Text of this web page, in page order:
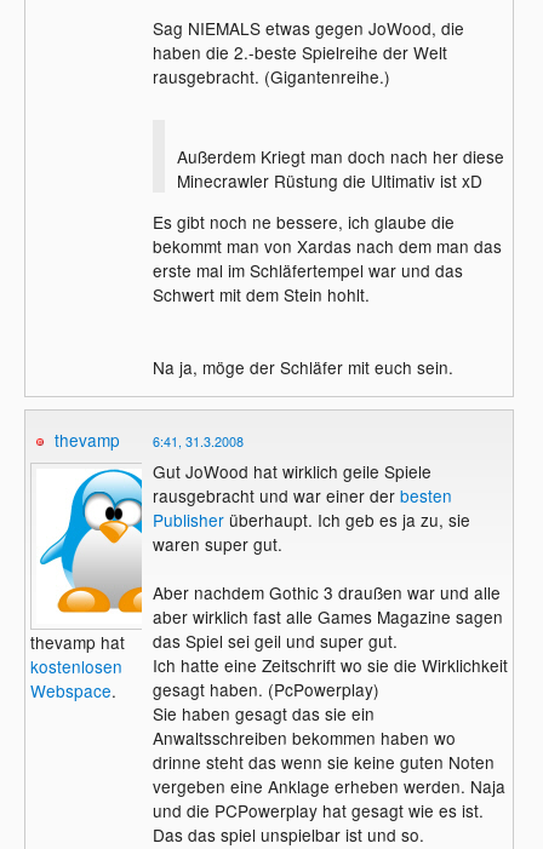
Sag NIEMALS etwas gegen JoWood, die
haben die 2.-beste Spielreihe der Welt
rausgebracht. (Gigantenreihe.)
Außerdem Kriegt man doch nach her diese
Minecrawler Rüstung die Ultimativ ist xD
Es gibt noch ne bessere, ich glaube die
bekommt man von Xardas nach dem man das
erste mal im Schläfertempel war und das
Schwert mit dem Stein hohlt.
Na ja, möge der Schläfer mit euch sein.
thevamp
thevamp hat
kostenlosen
Webspace.
6:41, 31.3.2008
Gut JoWood hat wirklich geile Spiele
rausgebracht und war einer der besten
Publisherüberhaupt. Ich geb es ja zu, sie
waren super gut.
Aber nachdem Gothic 3 draußen war und alle
aber wirklich fast alle Games Magazine sagen
das Spiel sei geil und super gut.
Ich hatte eine Zeitschrift wo sie die Wirklichkeit
gesagt haben. (PcPowerplay)
Sie haben gesagt das sie ein
Anwaltsschreiben bekommen haben wo
drinne steht das wenn sie keine guten Noten
vergeben eine Anklage erheben werden. Naja
und die PCPowerplay hat gesagt wie es ist.
Das das spiel unspielbar ist und so.